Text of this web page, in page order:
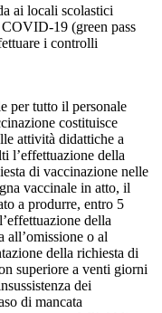
ai locali scolastici
19 (green pass
i controlli
per tutto il personale
costituisce
attività didattiche a
l’effettuazione della
di vaccinazione nelle
vaccinale in atto, il
a produrre, entro 5
della
all’omissione o al
della richiesta di
superiore a venti giorni
dei
di mancata